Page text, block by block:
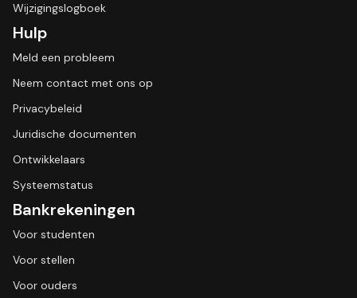
Wijzigingslogboek
Hulp
Meld een probleem
Neem contact met ons op
Privacybeleid
Juridische documenten
Ontwikkelaars
Systeemstatus
Bankrekeningen
Voor studenten
Voor stellen
Voor ouders